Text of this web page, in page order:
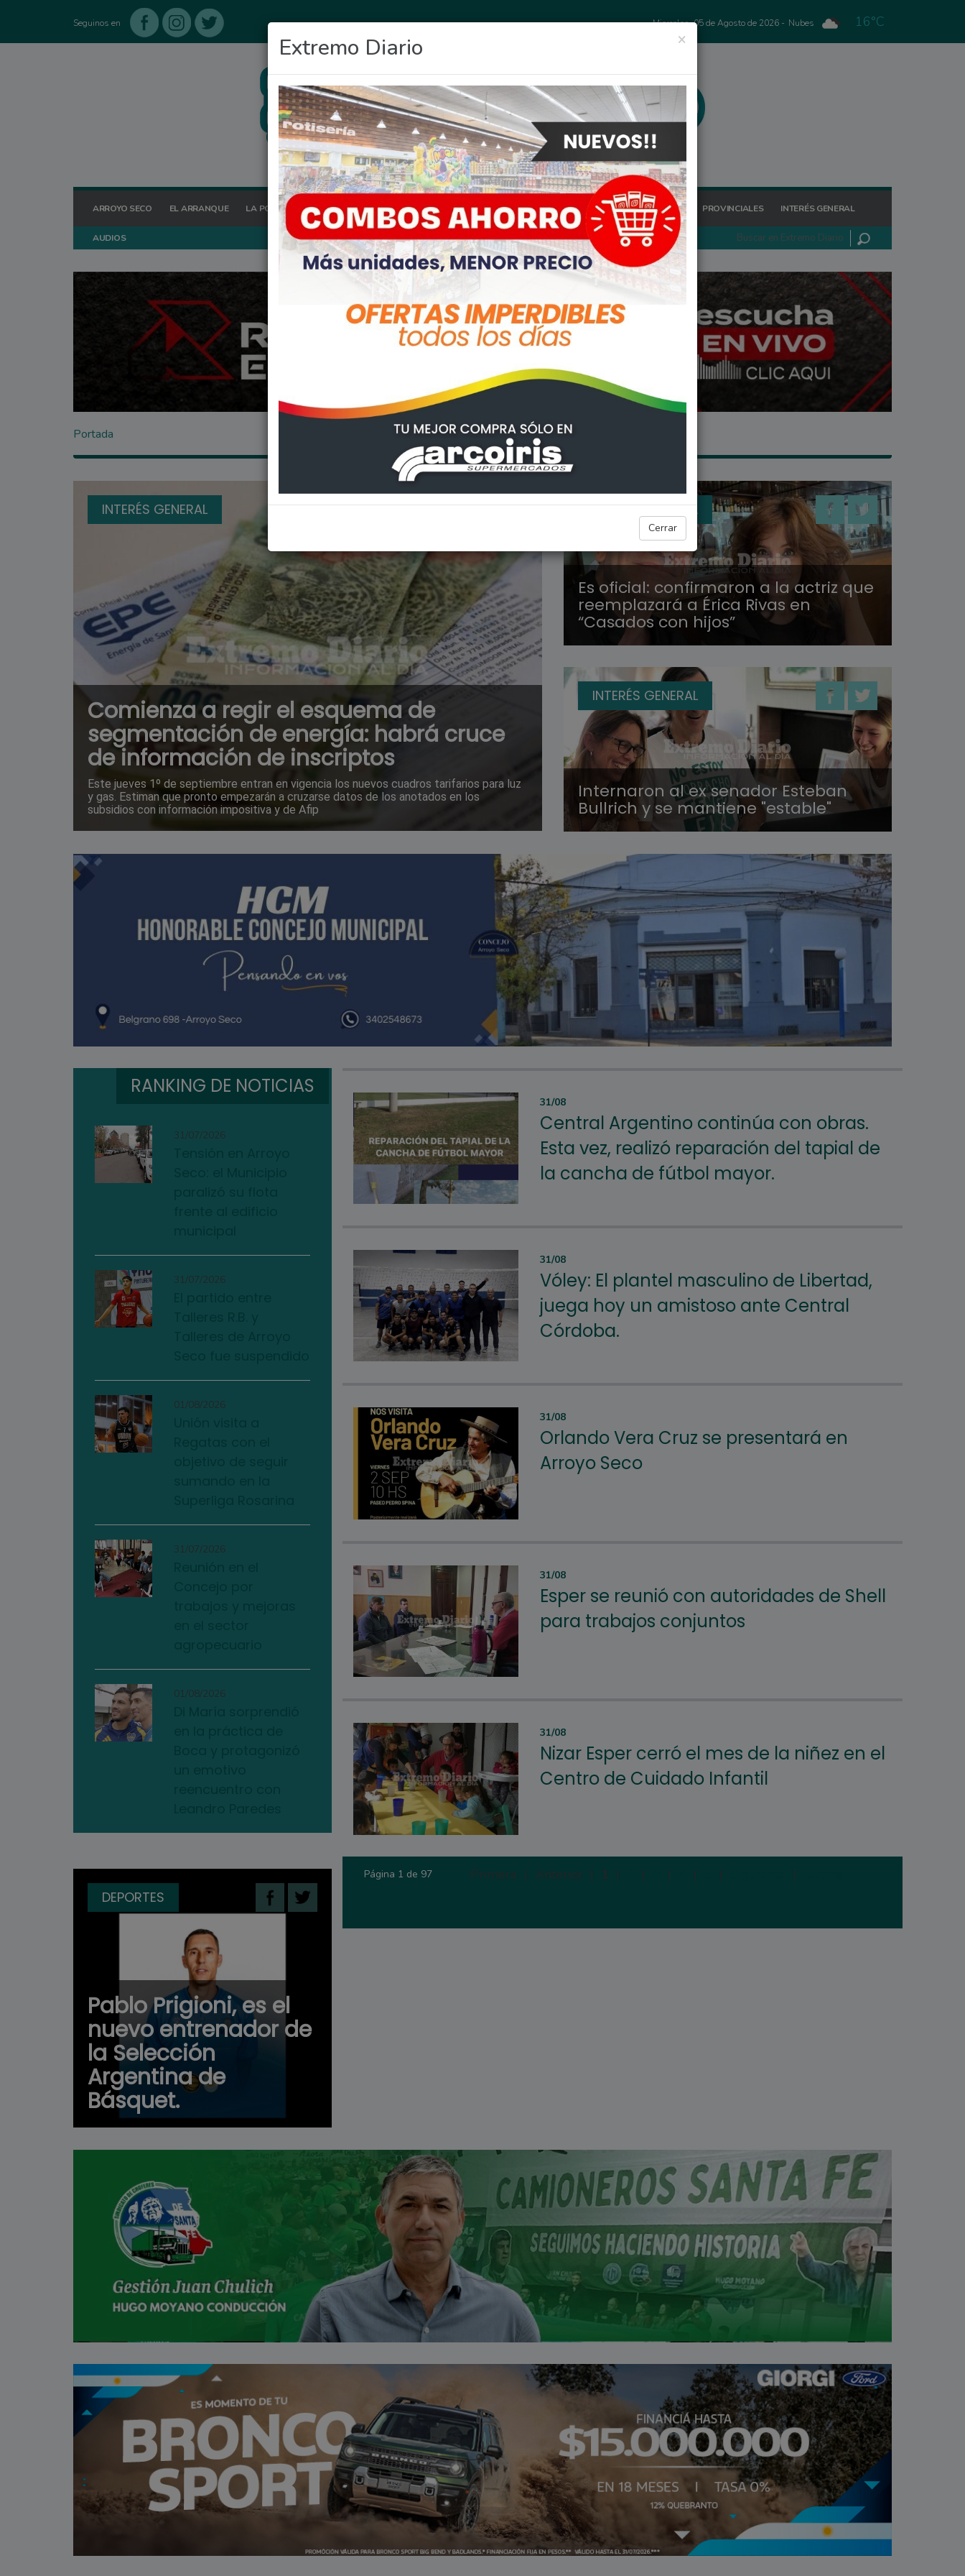
Seguinos en Miercoles, 05 de Agosto de 2026 - Nubes 16°C
ARROYO SECO EL ARRANQUE LA POSTA HOY OCIO DEPORTES FIGHIERA GENERAL LAGOS POLICIALES REGIONALES PROVINCIALES INTERÉS GENERAL
AUDIOS
×
Extremo Diario
Cerrar
Portada
INTERÉS GENERAL
Comienza a regir el esquema de
segmentación de energía: habrá cruce
de información de inscriptos
Este jueves 1º de septiembre entran en vigencia los nuevos cuadros tarifarios para luz
y gas. Estiman que pronto empezarán a cruzarse datos de los anotados en los
subsidios con información impositiva y de Afip
INTERÉS GENERAL
Es oficial: confirmaron a la actriz que
reemplazará a Érica Rivas en
“Casados con hijos”
INTERÉS GENERAL
Internaron al ex senador Esteban
Bullrich y se mantiene "estable"
RANKING DE NOTICIAS
31/07/2026
31/07/2026
01/08/2026
31/07/2026
01/08/2026
DEPORTES
Pablo Prigioni, es el
nuevo entrenador de
la Selección
Argentina de
Básquet.
31/08
Central Argentino continúa con obras.
Esta vez, realizó reparación del tapial de
la cancha de fútbol mayor.
31/08
Vóley: El plantel masculino de Libertad,
juega hoy un amistoso ante Central
Córdoba.
31/08
Orlando Vera Cruz se presentará en
Arroyo Seco
31/08
Esper se reunió con autoridades de Shell
para trabajos conjuntos
31/08
Nizar Esper cerró el mes de la niñez en el
Centro de Cuidado Infantil
Página 1 de 97 Primera | Anterior | 1 | | | | | |